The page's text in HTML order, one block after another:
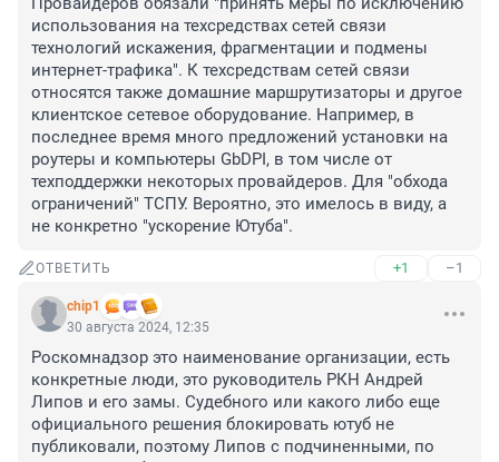
использования на техсредствах сетей связи
технологий искажения, фрагментации и подмены
интернет-трафика". К техсредствам сетей связи
относятся также домашние маршрутизаторы и другое
клиентское сетевое оборудование. Например, в
последнее время много предложений установки на
роутеры и компьютеры GbDPI, в том числе от
техподдержки некоторых провайдеров. Для "обхода
ограничений" ТСПУ. Вероятно, это имелось в виду, а
не конкретно "ускорение Ютуба".
ОТВЕТИТЬ +1 –1
chip1
30 августа 2024, 12:35
Роскомнадзор это наименование организации, есть
конкретные люди, это руководитель РКН Андрей
Липов и его замы. Судебного или какого либо еще
официального решения блокировать ютуб не
публиковали, поэтому Липов с подчиненными, по